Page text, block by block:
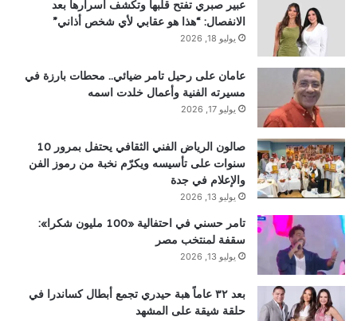
عبير صبري تفتح قلبها وتكشف أسرارها بعد
الانفصال: “هذا هو عقابي لأي شخص أذاني”
يوليو 18, 2026
عامان على رحيل تامر ضيائي.. محطات بارزة في
مسيرته الفنية وأعمال خلدت اسمه
يوليو 17, 2026
صالون الرياض الفني الثقافي يحتفل بمرور 10
سنوات على تأسيسه ويكرّم نخبة من رموز الفن
والإعلام في جدة
يوليو 13, 2026
تامر حسني في احتفالية «100 مليون شكرا»:
سقفة لمنتخب مصر
يوليو 13, 2026
بعد ٣٢ عاماً هبة حيدري تجمع أبطال كساندرا في
حلقة شيقة على المشهد